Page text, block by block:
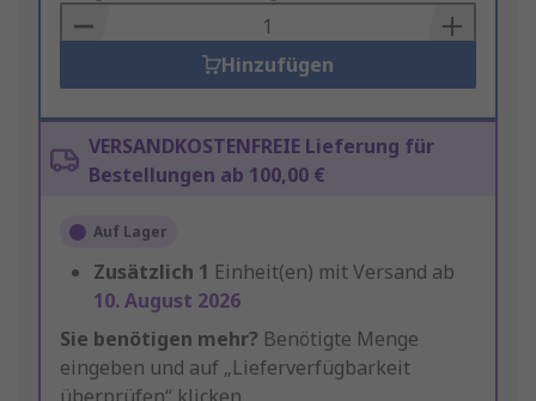
Basket
Hinzufügen
VERSANDKOSTENFREIE Lieferung für
Bestellungen ab 100,00 €
Auf Lager
Zusätzlich 1 Einheit(en) mit Versand ab
10. August 2026
Sie benötigen mehr? Benötigte Menge
eingeben und auf „Lieferverfügbarkeit